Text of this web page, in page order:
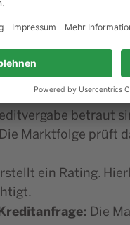
mit einem
mögliche
dabei
FKB legt der
um die
betraut
Marktfolge
ein Rating.
Die